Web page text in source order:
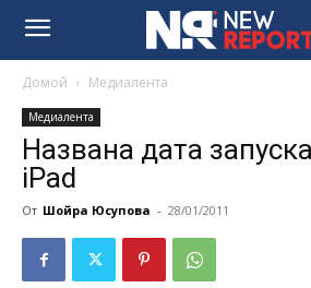
Домой Медиалента
Медиалента
Названа дата
iPad
От Шойра Юсупова - 28/01/2011